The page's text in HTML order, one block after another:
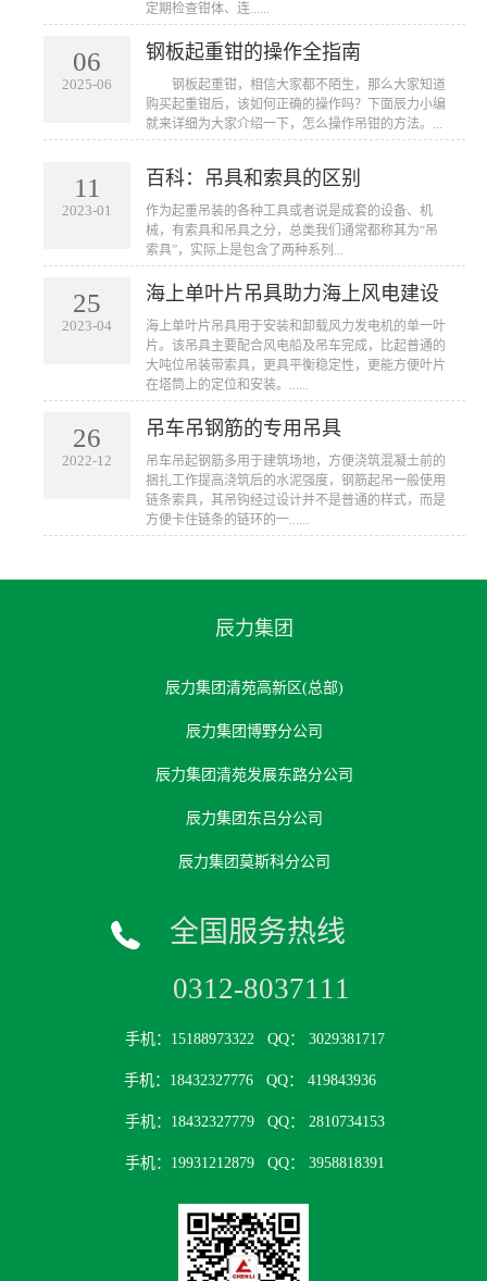
定期检查钳体、连......
06
2025-06
钢板起重钳的操作全指南
​ 钢板起重钳，相信大家都不陌生，那么大家知道
购买起重钳后，该如何正确的操作吗？下面辰力小编
就来详细为大家介绍一下，怎么操作吊钳的方法。...
11
2023-01
百科：吊具和索具的区别
作为起重吊装的各种工具或者说是成套的设备、机
械，有索具和吊具之分，总类我们通常都称其为“吊
索具”，实际上是包含了两种系列...
25
2023-04
海上单叶片吊具助力海上风电建设
海上单叶片吊具用于安装和卸载风力发电机的单一叶
片。该吊具主要配合风电船及吊车完成，比起普通的
大吨位吊装带索具，更具平衡稳定性，更能方便叶片
在塔筒上的定位和安装。......
26
2022-12
吊车吊钢筋的专用吊具
吊车吊起钢筋多用于建筑场地，方便浇筑混凝土前的
捆扎工作提高浇筑后的水泥强度，钢筋起吊一般使用
链条索具，其吊钩经过设计并不是普通的样式，而是
方便卡住链条的链环的一......
辰力集团
辰力集团清苑高新区(总部)
辰力集团博野分公司
辰力集团清苑发展东路分公司
辰力集团东吕分公司
辰力集团莫斯科分公司
全国服务热线
0312-8037111
手机：15188973322 QQ： 3029381717
手机：18432327776 QQ： 419843936
手机：18432327779QQ： 2810734153
手机：19931212879 QQ： 3958818391